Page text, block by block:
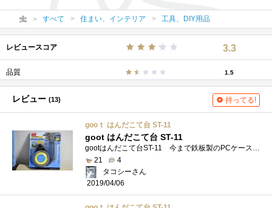
すべて 住まい、インテリア 工具、DIY用品
レビュースコア 3.3
品質 1.5
レビュー (13) 持ってる!
gooｔ はんだこて台 ST-11
goot はんだこて台 ST-11
gootはんだこて台ST-11 今まで鉄板製のPCケース・ドライブフレームを使っていました ええ、廃物利用です...半田ゴテを毎日使うわけでないのでそ...
21
4
タコシーさん
2019/04/06